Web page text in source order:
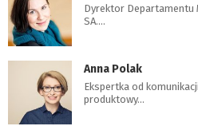
Dyrektor Departamentu
SA.…
Anna Polak
Ekspertka od
produktowy…